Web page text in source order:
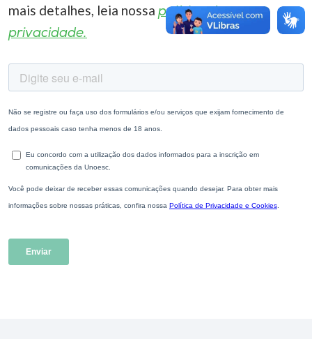
mais detalhes, leia nossa política de
privacidade.